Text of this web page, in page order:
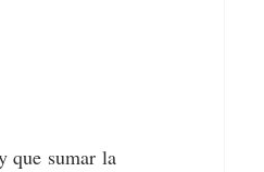
que sumar la